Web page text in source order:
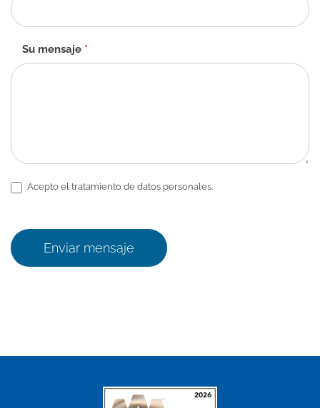
Su mensaje *
Acepto el tratamiento de datos personales.
Enviar mensaje